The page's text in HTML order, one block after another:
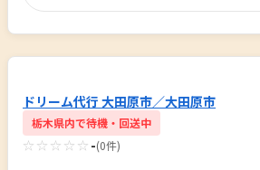
ドリーム代行 大田原市／大田原市
栃木県内で待機・回送中
☆☆☆☆☆ -(0件)